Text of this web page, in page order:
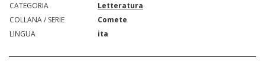
CATEGORIA
Letteratura
COLLANA / SERIE
Comete
LINGUA
ita